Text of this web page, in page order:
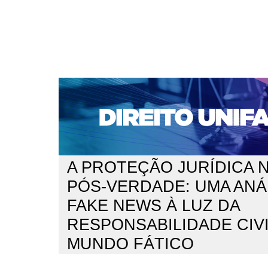
CAPA SOBRE ACESSO CADASTRO
NOTÍCIAS
EDIÇÕES DE Nº 1 A 100 WEBMAIL
Capa>n. 248 (2021) > Martins
A PROTEÇÃO JURÍDICA
PÓS-VERDADE: UMA
FAKE NEWS À LUZ DA
RESPONSABILIDADE
MUNDO FÁTICO